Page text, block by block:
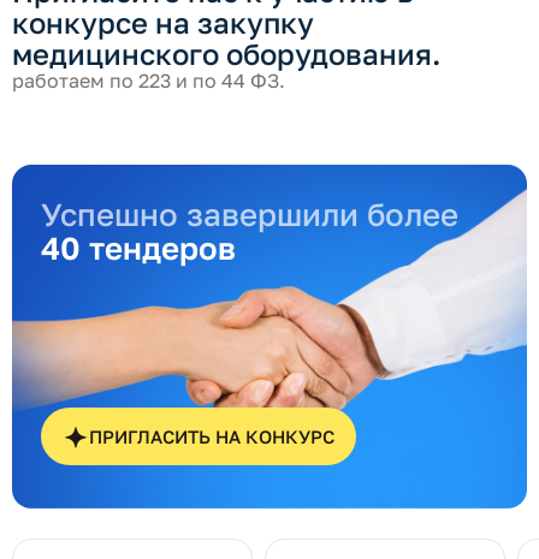
конкурсе на закупку
медицинского оборудования.
работаем по 223 и по 44 ФЗ.
Успешно завершили более
40 тендеров
ПРИГЛАСИТЬ НА КОНКУРС